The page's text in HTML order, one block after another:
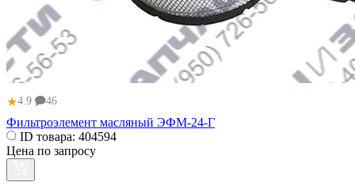
★4.9 46
Фильтроэлемент масляный ЭФМ-24-Г
ID товара: 404594
Цена по запросу